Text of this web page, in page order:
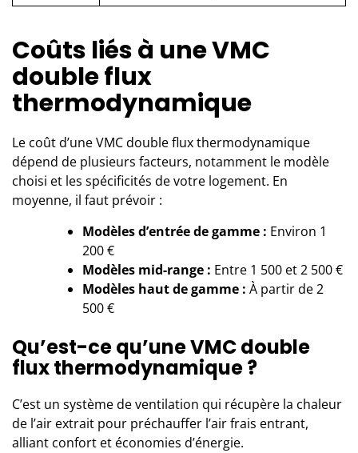
Coûts liés à une VMC
double flux
thermodynamique
Le coût d’une VMC double flux thermodynamique
dépend de plusieurs facteurs, notamment le modèle
choisi et les spécificités de votre logement. En
moyenne, il faut prévoir :
Modèles d’entrée de gamme : Environ 1
200 €
Modèles mid-range : Entre 1 500 et 2 500 €
Modèles haut de gamme : À partir de 2
500 €
Qu’est-ce qu’une VMC double
flux thermodynamique ?
C’est un système de ventilation qui récupère la chaleur
de l’air extrait pour préchauffer l’air frais entrant,
alliant confort et économies d’énergie.